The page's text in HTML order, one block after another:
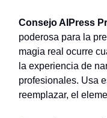
Consejo AIPress
poderosa para la
magia real ocurre
la experiencia de
profesionales. Usa
reemplazar, el